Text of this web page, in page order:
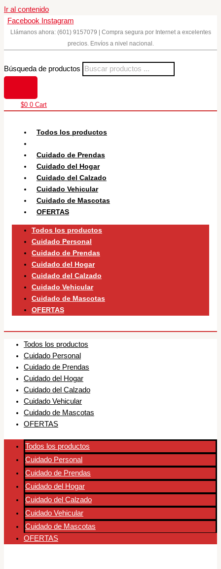
Ir al contenido
Facebook
Instagram
Llámanos ahora: (601) 9157079 | Compra segura por Internet a excelentes
precios. Envíos a nivel nacional.
Búsqueda de productos
$0 0 Cart
Todos los productos
Cuidado de Prendas
Cuidado del Hogar
Cuidado del Calzado
Cuidado Vehicular
Cuidado de Mascotas
OFERTAS
Todos los productos
Cuidado Personal
Cuidado de Prendas
Cuidado del Hogar
Cuidado del Calzado
Cuidado Vehicular
Cuidado de Mascotas
OFERTAS
Todos los productos
Cuidado Personal
Cuidado de Prendas
Cuidado del Hogar
Cuidado del Calzado
Cuidado Vehicular
Cuidado de Mascotas
OFERTAS
Todos los productos
Cuidado Personal
Cuidado de Prendas
Cuidado del Hogar
Cuidado del Calzado
Cuidado Vehicular
Cuidado de Mascotas
OFERTAS